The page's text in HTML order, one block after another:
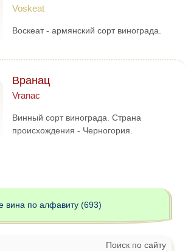
Voskeat
Воскеат - армянский сорт винограда.
Вранац
Vranac
Винный сорт винограда. Страна
происхождения - Черногория.
вина по алфавиту (693)
Поиск по сайту